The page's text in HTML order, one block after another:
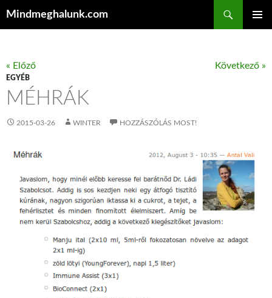
Mindmeghalunk.com
« Előző Következő »
EGYÉB
MÉHRÁK
2015-03-26 WINTER HOZZÁSZÓLÁS MOST!